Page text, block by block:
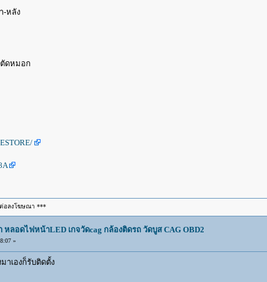
-หลัง
ดหมอก
อลงโฆษณา ***
หลอดไฟหน้าLED เกจวัดcag กล้องติดรถ วัดบูส CAG OBD2
»
าเองก็รับติดตั้ง